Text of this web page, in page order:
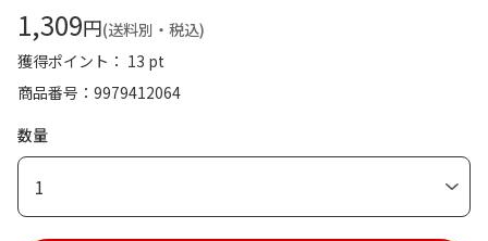
1,309円(送料別・税込)
獲得ポイント： 13 pt
商品番号
9979412064
数量
1